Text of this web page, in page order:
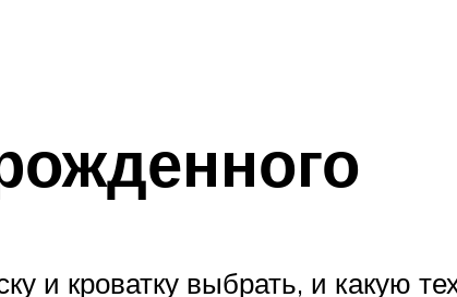
и кроватку выбрать, и какую